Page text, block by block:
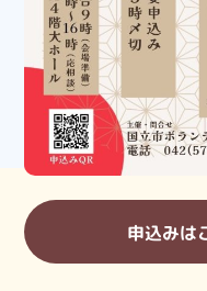
開館時間：月曜
休館日：土曜・日曜・
FAX：042-580-
申込みは